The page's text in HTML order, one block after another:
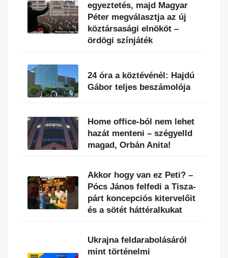
egyeztetés, majd Magyar
Péter megválasztja az új
köztársasági elnököt –
ördögi színjáték
24 óra a köztévénél: Hajdú
Gábor teljes beszámolója
Home office-ból nem lehet
hazát menteni – szégyelld
magad, Orbán Anita!
Akkor hogy van ez Peti? –
Pócs János felfedi a Tisza-
párt koncepciós kitervelőit
és a sötét háttéralkukat
Ukrajna feldarabolásáról
mint történelmi